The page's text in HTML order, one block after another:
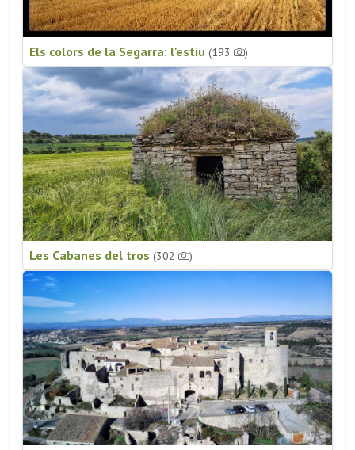
Els colors de la Segarra: l'estiu (193 )
Les Cabanes del tros (302 )